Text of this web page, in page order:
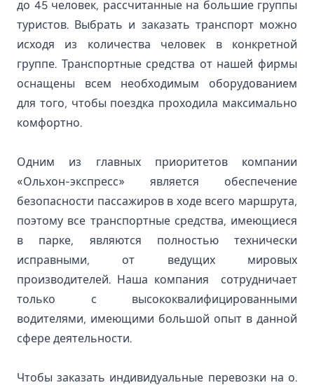
до 45 человек, рассчитанные на большие группы
туристов. Выбрать и заказать транспорт можно
исходя из количества человек в конкретной
группе. Транспортные средства от нашей фирмы
оснащены всем необходимым оборудованием
для того, чтобы поездка проходила максимально
комфортно.
Одним из главных приоритетов компании
«Ольхон-экспресс» является обеспечение
безопасности пассажиров в ходе всего маршрута,
поэтому все транспортные средства, имеющиеся
в парке, являются полностью технически
исправными, от ведущих мировых
производителей. Наша компания сотрудничает
только с высококвалифицированными
водителями, имеющими большой опыт в данной
сфере деятельности.
Чтобы заказать индивидуальные перевозки на о.